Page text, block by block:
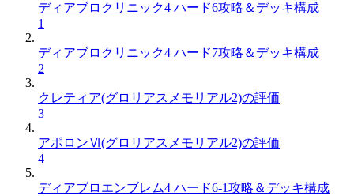
ディアブロクリニック4 ハード6攻略＆デッキ構成
1
ディアブロクリニック4 ハード7攻略＆デッキ構成
2
クレティア(グロリアスメモリアル2)の評価
3
アポロンⅥ(グロリアスメモリアル2)の評価
4
ディアブロエンブレム4 ハード6-1攻略＆デッキ構成